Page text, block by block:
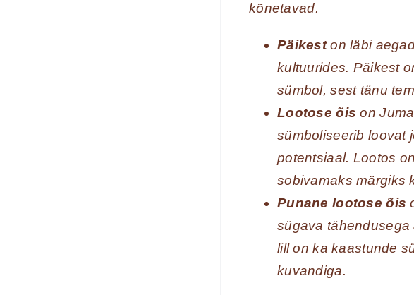
kõnetavad.
Päikeston läbi
kultuurides. Päikest
sümbol, sest tänu
Lootose õis on
sümboliseerib loovat
potentsiaal. Lootos
sobivamaks märgiks
Punane lootose õis
sügava
lill on ka kaastunde
kuvandiga.